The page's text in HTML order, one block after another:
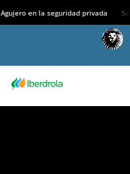
Agujero en la seguridad privada